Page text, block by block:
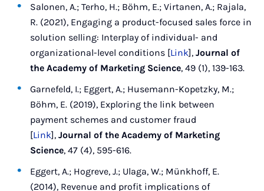
Salonen, A.; Terho, H.; Böhm, E.; Virtanen, A.; Rajala,
R. (2021), Engaging a product-focused sales force in
solution selling: Interplay of individual- and
organizational-level conditions [Link],Journal of
the Academy of Marketing Science, 49 (1), 139-163.
Garnefeld, I.; Eggert, A.; Husemann-Kopetzky, M.;
Böhm, E. (2019), Exploring the link between
payment schemes and customer fraud
[Link],Journal of the Academy of Marketing
Science, 47 (4), 595-616.
Eggert, A.; Hogreve, J.; Ulaga, W.; Münkhoff, E.
(2014), Revenue and profit implications of